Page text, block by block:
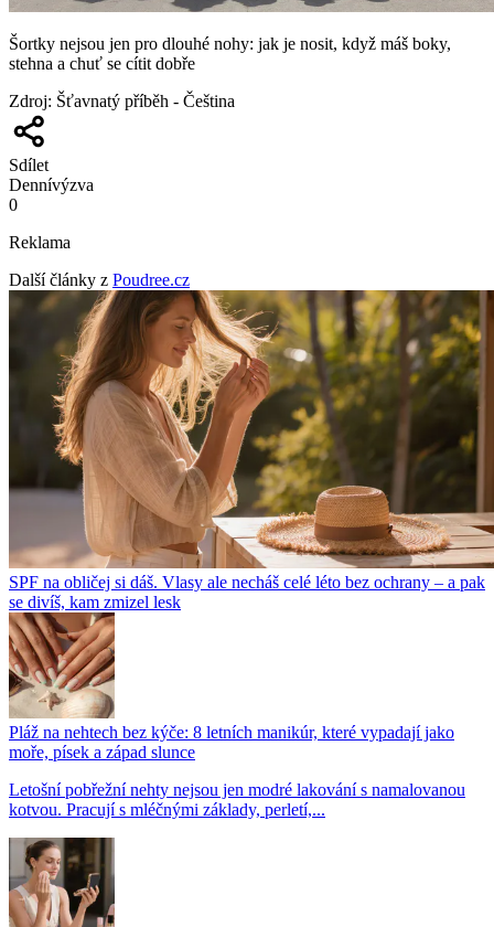
Šortky nejsou jen pro dlouhé nohy: jak je nosit, když máš boky,
stehna a chuť se cítit dobře
Zdroj: Šťavnatý příběh - Čeština
Sdílet
Dennívýzva
0
Reklama
Další články z Poudree.cz
SPF na obličej si dáš. Vlasy ale necháš celé léto bez ochrany – a pak
se divíš, kam zmizel lesk
Pláž na nehtech bez kýče: 8 letních manikúr, které vypadají jako
moře, písek a západ slunce
Letošní pobřežní nehty nejsou jen modré lakování s namalovanou
kotvou. Pracují s mléčnými základy, perletí,...